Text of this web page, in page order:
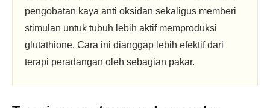
pengobatan kaya anti oksidan sekaligus memberi
stimulan untuk tubuh lebih aktif memproduksi
glutathione. Cara ini dianggap lebih efektif dari
terapi peradangan oleh sebagian pakar.